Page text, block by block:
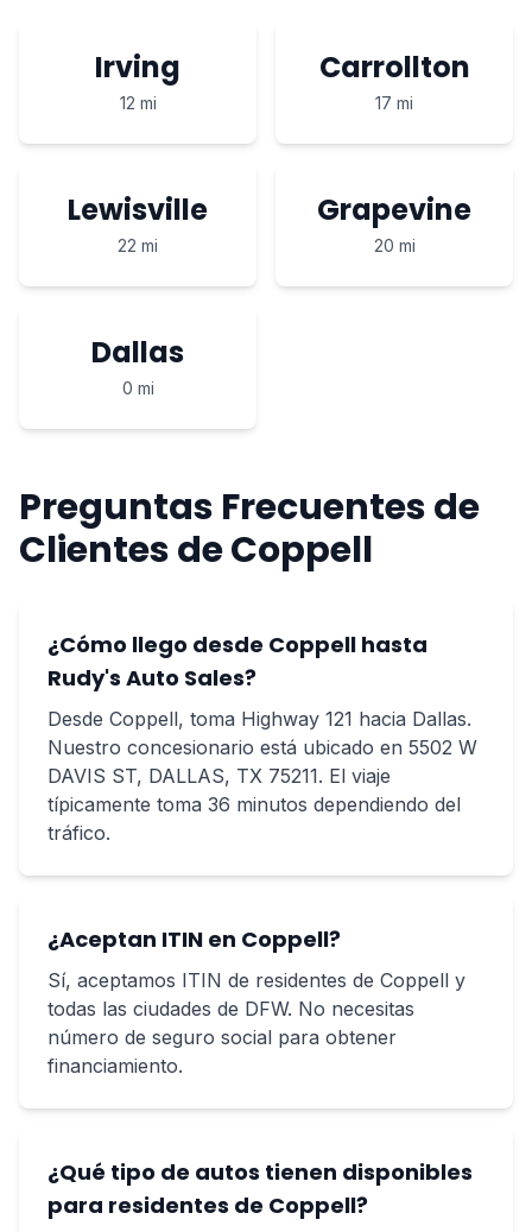
Irving
12 mi
Carrollton
17 mi
Lewisville
22 mi
Grapevine
20 mi
Dallas
0 mi
Preguntas Frecuentes de
Clientes de Coppell
¿Cómo llego desde Coppell hasta
Rudy's Auto Sales?
Desde Coppell, toma Highway 121 hacia Dallas.
Nuestro concesionario está ubicado en 5502 W
DAVIS ST, DALLAS, TX 75211. El viaje
típicamente toma 36 minutos dependiendo del
tráfico.
¿Aceptan ITIN en Coppell?
Sí, aceptamos ITIN de residentes de Coppell y
todas las ciudades de DFW. No necesitas
número de seguro social para obtener
financiamiento.
¿Qué tipo de autos tienen disponibles
para residentes de Coppell?